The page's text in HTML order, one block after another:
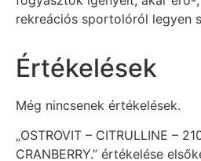
rekreációs sportolóról legyen
Értékelések
Még nincsenek értékelések.
„OSTROVIT – CITRULLINE –
CRANBERRY.” értékelése